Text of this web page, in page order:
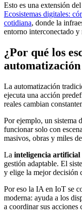
Esto es una extensión
Ecosistemas digitales:
cotidiana, donde la
entorno interconectado
¿Por qué los
La automatización
ejecuta una acción
reales cambian
Por ejemplo, un sistema
funcionar solo con
masivos, obras y miles
La inteligencia artificial
gestión adaptable. El
y elige la mejor decisión
Por eso la IA en IoT se
moderna: ayuda a los
a coordinar sus